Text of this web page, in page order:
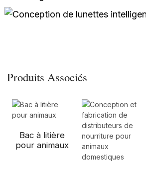
Produits Associés
Bac à litière
pour animaux